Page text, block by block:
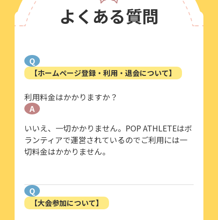
よくある質問
Q
【ホームページ登録・利用・退会について】
利用料金はかかりますか？
A
いいえ、一切かかりません。POP ATHLETEはボ
ランティアで運営されているのでご利用には一
切料金はかかりません。
Q
【大会参加について】